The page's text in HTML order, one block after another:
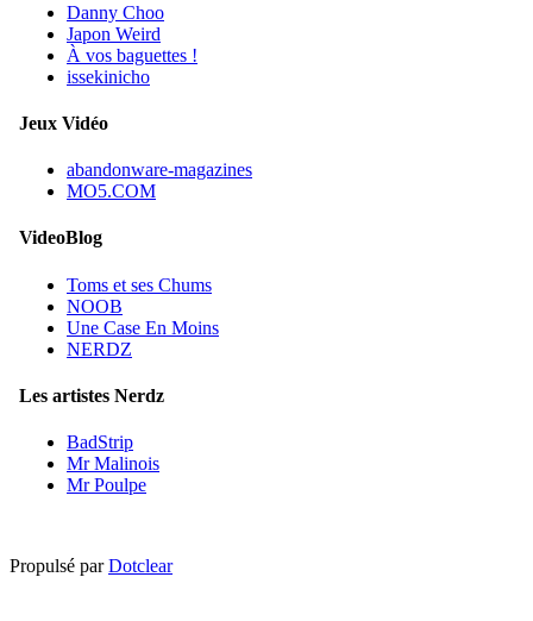
Danny Choo
Japon Weird
À vos baguettes !
issekinicho
Jeux Vidéo
abandonware-magazines
MO5.COM
VideoBlog
Toms et ses Chums
NOOB
Une Case En Moins
NERDZ
Les artistes Nerdz
BadStrip
Mr Malinois
Mr Poulpe
Propulsé parDotclear